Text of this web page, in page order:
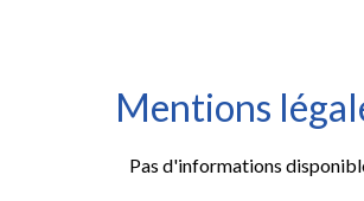
Mentions
Pas d'informations